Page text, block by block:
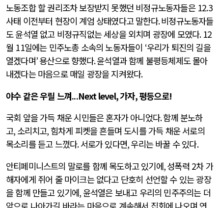
노동조합 할 권리조차 보장받지 못했던 비정규노동자들은 12.3
사태 이전부터 현장이 계엄 상태였다고 말한다.비정규노동자들
도 윤석열 없고 비정규직없는 세상을 외치며 광장에 모였다. 12
월 11일에는 민주노총 소속의 노동자들이 ‘우리가 퇴진의 길을
열겠다며’용산으로 향했다.윤석열과 함께 불평등체제도 몰아
내겠다는 마음으로 매일 광장을 지켜왔다.
야수 같은 우릴 느껴...Next level,가자,평등으로!
국회 앞을 가득 채운 시민들은 혼자가 아니었다.함께 분노하
고, 소리치고, 힘차게 피켓을 흔들며 도시를 가득 채운 서로의
목소리를 듣고 느꼈다.서로가 있다면,우리는 바꿀 수 있다.
안티페미니스트의 말로를 함께 목도하고 있기에,성폭력 2차 가
해자에게 쥐어 줄 마이크는 없다고 단호히 선언할 수 있는 광장
을 함께 만들고 있기에,윤석열은 보내고 우리의 민주주의는 더